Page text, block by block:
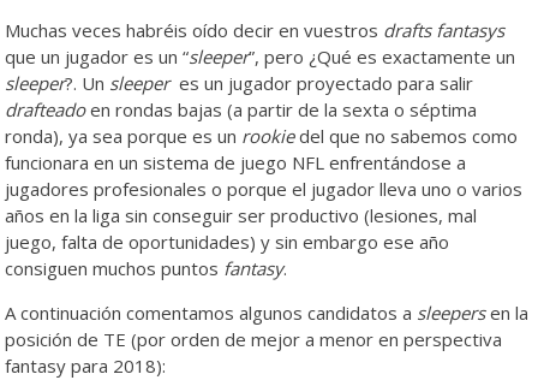
Muchas veces habréis oído decir en vuestros drafts fantasys
que un jugador es un “sleeper”, pero ¿Qué es exactamente un
sleeper?. Un sleeperes un jugador proyectado para salir
drafteadoen rondas bajas (a partir de la sexta o séptima
ronda), ya sea porque es un rookiedel que no sabemos como
funcionara en un sistema de juego NFL enfrentándose a
jugadores profesionales o porque el jugador lleva uno o varios
años en la liga sin conseguir ser productivo (lesiones, mal
juego, falta de oportunidades) y sin embargo ese año
consiguen muchos puntos fantasy.
A continuación comentamos algunos candidatos a sleepersen la
posición de TE (por orden de mejor a menor en perspectiva
fantasy para 2018):